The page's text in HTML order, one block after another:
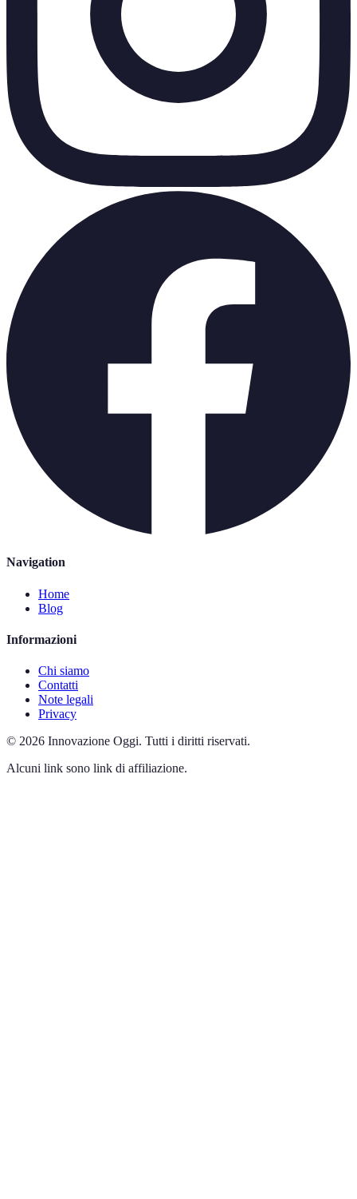
Navigation
Home
Blog
Informazioni
Chi siamo
Contatti
Note legali
Privacy
© 2026 Innovazione Oggi. Tutti i diritti riservati.
Alcuni link sono link di affiliazione.